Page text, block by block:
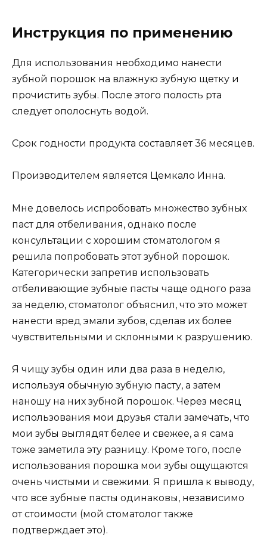
Инструкция по применению
Для использования необходимо нанести
зубной порошок на влажную зубную щетку и
прочистить зубы. После этого полость рта
следует ополоснуть водой.
Срок годности продукта составляет 36 месяцев.
Производителем является Цемкало Инна.
Мне довелось испробовать множество зубных
паст для отбеливания, однако после
консультации с хорошим стоматологом я
решила попробовать этот зубной порошок.
Категорически запретив использовать
отбеливающие зубные пасты чаще одного раза
за неделю, стоматолог объяснил, что это может
нанести вред эмали зубов, сделав их более
чувствительными и склонными к разрушению.
Я чищу зубы один или два раза в неделю,
используя обычную зубную пасту, а затем
наношу на них зубной порошок. Через месяц
использования мои друзья стали замечать, что
мои зубы выглядят белее и свежее, а я сама
тоже заметила эту разницу. Кроме того, после
использования порошка мои зубы ощущаются
очень чистыми и свежими. Я пришла к выводу,
что все зубные пасты одинаковы, независимо
от стоимости (мой стоматолог также
подтверждает это).